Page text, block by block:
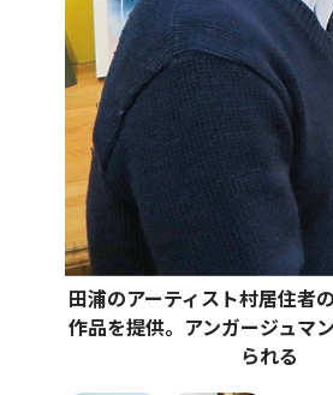
田浦のアーティスト村居住者
作品を提供。アンガージュマ
られる